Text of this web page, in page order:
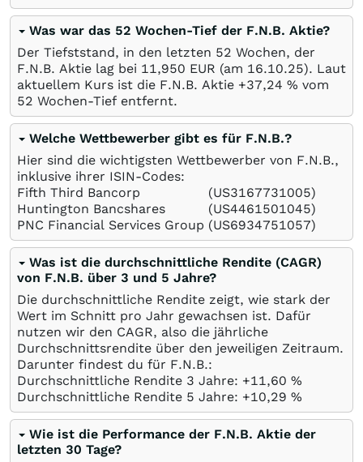
Was war das 52 Wochen-Tief der F.N.B. Aktie?
Der Tiefststand, in den letzten 52 Wochen, der
F.N.B. Aktie lag bei 11,950 EUR (am 16.10.25). Laut
aktuellem Kurs ist die F.N.B. Aktie +37,24 % vom
52 Wochen-Tief entfernt.
Welche Wettbewerber gibt es für F.N.B.?
Hier sind die wichtigsten Wettbewerber von F.N.B.,
inklusive ihrer ISIN-Codes:
Fifth Third Bancorp
(US3167731005)
Huntington Bancshares
(US4461501045)
PNC Financial Services Group (US6934751057)
Was ist die durchschnittliche Rendite (CAGR)
von F.N.B. über 3 und 5 Jahre?
Die durchschnittliche Rendite zeigt, wie stark der
Wert im Schnitt pro Jahr gewachsen ist. Dafür
nutzen wir den CAGR, also die jährliche
Durchschnittsrendite über den jeweiligen Zeitraum.
Darunter findest du für F.N.B.:
Durchschnittliche Rendite 3 Jahre: +11,60 %
Durchschnittliche Rendite 5 Jahre: +10,29 %
Wie ist die Performance der F.N.B. Aktie der
letzten 30 Tage?